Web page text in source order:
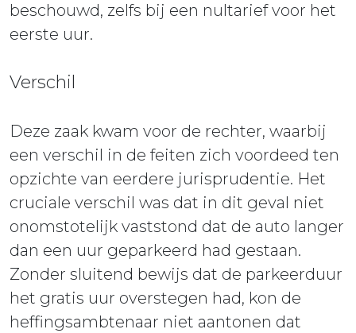
beschouwd, zelfs bij een nultarief voor het
eerste uur.
Verschil
Deze zaak kwam voor de rechter, waarbij
een verschil in de feiten zich voordeed ten
opzichte van eerdere jurisprudentie. Het
cruciale verschil was dat in dit geval niet
onomstotelijk vaststond dat de auto langer
dan een uur geparkeerd had gestaan.
Zonder sluitend bewijs dat de parkeerduur
het gratis uur overstegen had, kon de
heffingsambtenaar niet aantonen dat